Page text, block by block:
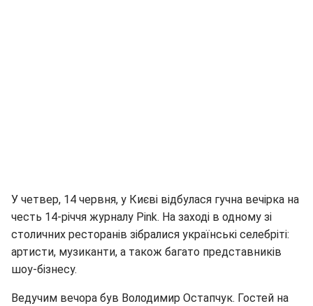
У четвер, 14 червня, у Києві відбулася гучна вечірка на
честь 14-річчя журналу Pink. На заході в одному зі
столичних ресторанів зібралися українські селебріті:
артисти, музиканти, а також багато представників
шоу-бізнесу.
Ведучим вечора був Володимир Остапчук. Гостей на